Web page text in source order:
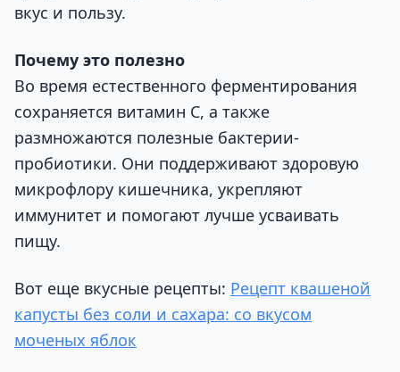
вкус и пользу.
Почему это полезно
Во время естественного ферментирования
сохраняется витамин С, а также
размножаются полезные бактерии-
пробиотики. Они поддерживают здоровую
микрофлору кишечника, укрепляют
иммунитет и помогают лучше усваивать
пищу.
Вот еще вкусные рецепты: Рецепт квашеной
капусты без соли и сахара: со вкусом
моченых яблок